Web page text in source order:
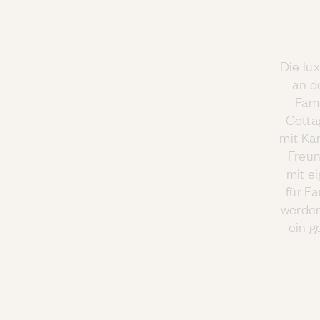
Die
an
mit
mit
für
ein